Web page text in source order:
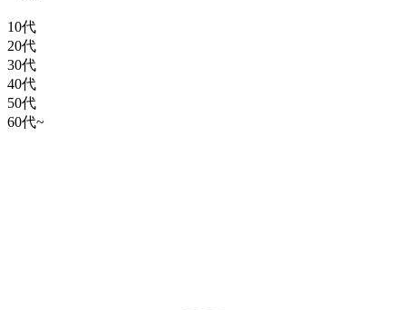
10代
20代
30代
40代
50代
60代~